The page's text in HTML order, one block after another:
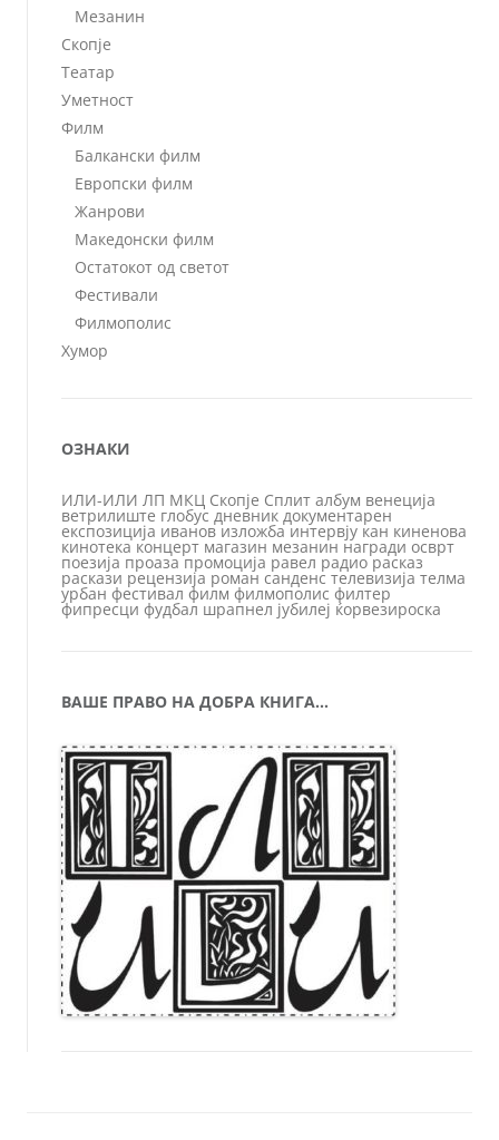
Мезанин
Скопје
Театар
Уметност
Филм
Балкански филм
Европски филм
Жанрови
Македонски филм
Остатокот од светот
Фестивали
Филмополис
Хумор
ОЗНАКИ
ИЛИ-ИЛИ ЛП МКЦ Скопје Сплит албум венеција
ветрилиште глобус дневник документарен
експозиција иванов изложба интервју кан киненова
кинотека концерт магазин мезанин награди осврт
поезија проаза промоција равел радио расказ
раскази рецензија роман санденс телевизија телма
урбан фестивал филм филмополис филтер
фипресци фудбал шрапнел јубилеј ќорвезироска
ВАШЕ ПРАВО НА ДОБРА КНИГА…